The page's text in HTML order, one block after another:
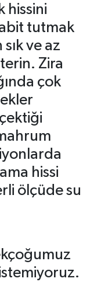
hissini
tutmak
ve az
Zira
çok
hissi
ölçüde su